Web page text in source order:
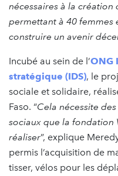
nécessaires à la
permettant à 40 femmes
construire un avenir
Incubé au sein de l’ONG
stratégique (IDS), le
sociale et solidaire,
Faso. “Cela nécessite
sociaux que la fondation
réaliser”, explique
permis l’acquisition de
tisser, vélos pour les